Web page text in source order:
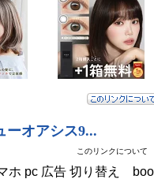
ホ pc 広告 切り替え boo